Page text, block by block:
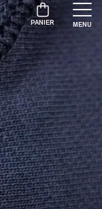
PANIER MENU